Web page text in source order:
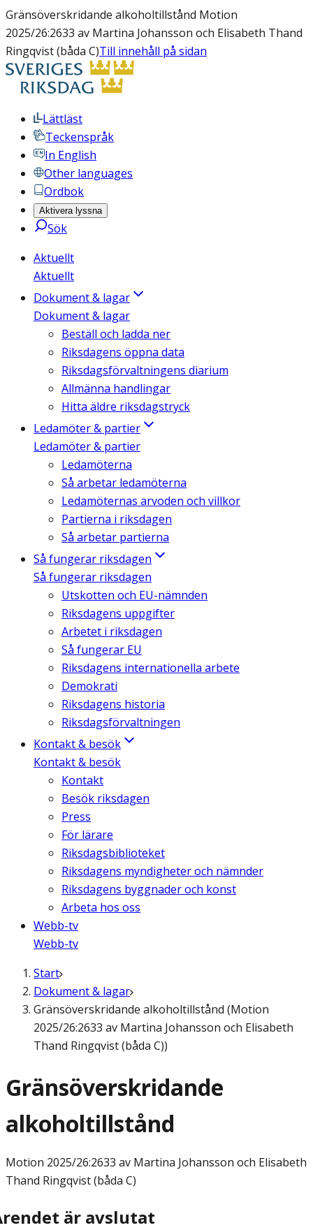
Gränsöverskridande alkoholtillstånd Motion
2025/26:2633 av Martina Johansson och Elisabeth Thand
Ringqvist (båda C)Till innehåll på sidan
Lättläst
Teckenspråk
In English
Other languages
Ordbok
Aktivera lyssna
Sök
Aktuellt
Aktuellt
Dokument & lagar
Dokument & lagar
Beställ och ladda ner
Riksdagens öppna data
Riksdagsförvaltningens diarium
Allmänna handlingar
Hitta äldre riksdagstryck
Ledamöter & partier
Ledamöter & partier
Ledamöterna
Så arbetar ledamöterna
Ledamöternas arvoden och villkor
Partierna i riksdagen
Så arbetar partierna
Så fungerar riksdagen
Så fungerar riksdagen
Utskotten och EU-nämnden
Riksdagens uppgifter
Arbetet i riksdagen
Så fungerar EU
Riksdagens internationella arbete
Demokrati
Riksdagens historia
Riksdagsförvaltningen
Kontakt & besök
Kontakt & besök
Kontakt
Besök riksdagen
Press
För lärare
Riksdagsbiblioteket
Riksdagens myndigheter och nämnder
Riksdagens byggnader och konst
Arbeta hos oss
Webb-tv
Webb-tv
Start
Dokument & lagar
Gränsöverskridande alkoholtillstånd (Motion
2025/26:2633 av Martina Johansson och Elisabeth
Thand Ringqvist (båda C))
Gränsöverskridande
alkoholtillstånd
Motion 2025/26:2633 av Martina Johansson och Elisabeth
Thand Ringqvist (båda C)
är avslutat